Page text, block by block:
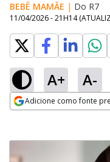
BEBÊ MAMÃE | Do R7
11/04/2026 - 21H14
A+ A-
Adicione como fonte